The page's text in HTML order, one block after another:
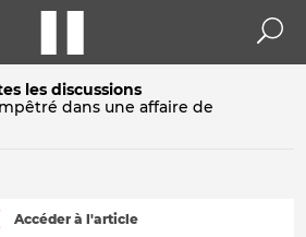
les discussions
dans une affaire de
Accéder à l'article